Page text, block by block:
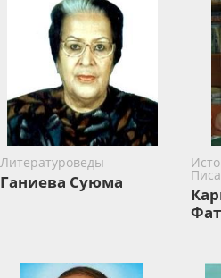
Литературоведы
Ганиева Суюма